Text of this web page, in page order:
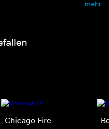
mehr
Chicago Fire